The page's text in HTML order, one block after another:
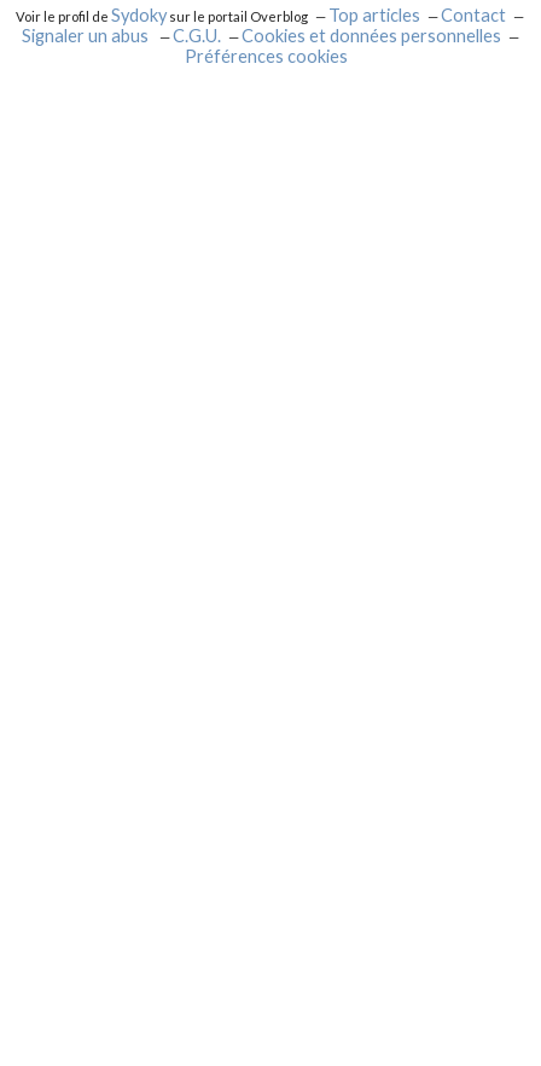
Voir le profil deSydokysur le portail Overblog Top articles
Contact
Signaler un abus
C.G.U.
Cookies et données personnelles
Préférences cookies